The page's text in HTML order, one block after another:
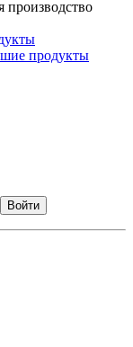
производство
продукты